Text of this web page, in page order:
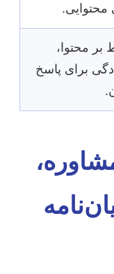
محتوایی.
بر محتوا،
برای پاسخ